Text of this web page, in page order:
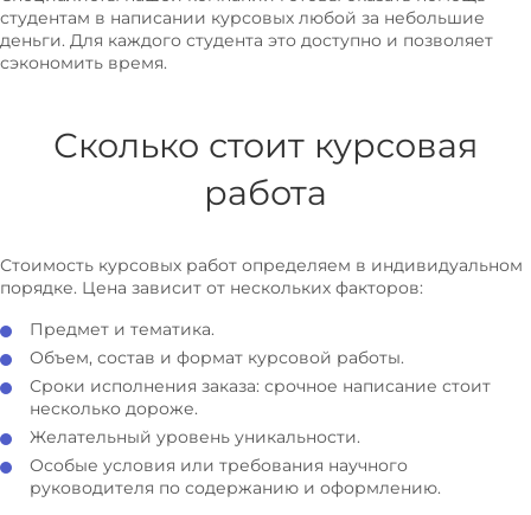
Моделирование бизнес-процессов
Мотивация персонала
Налоговая система
Оборотные средства предприятия
Оптовая торговля
Организация деятельности предприятия
Организационная структура
Организация и планирование производства
Организация труда
Оценка имущества
Оценка недвижимости
студентам в написании курсовых любой за небольшие
деньги. Для каждого студента это доступно и позволяет
сэкономить время.
Сколько стоит курсовая
работа
Стоимость курсовых работ определяем в индивидуальном
порядке. Цена зависит от нескольких факторов:
Предмет и тематика.
Объем, состав и формат курсовой работы.
Сроки исполнения заказа: срочное написание стоит
несколько дороже.
Желательный уровень уникальности.
Особые условия или требования научного
руководителя по содержанию и оформлению.